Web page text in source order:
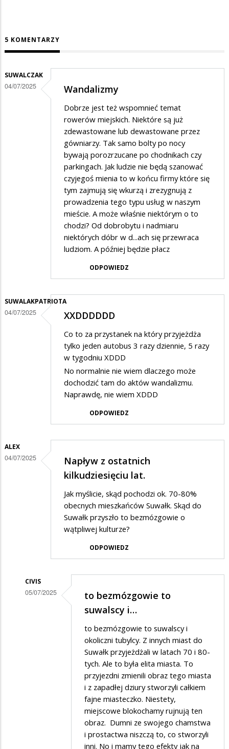
5 KOMENTARZY
SUWALCZAK
04/07/2025 Wandalizmy
Dobrze jest też wspomnieć temat
rowerów miejskich. Niektóre są już
zdewastowane lub dewastowane przez
gówniarzy. Tak samo bolty po nocy
bywają porozrzucane po chodnikach czy
parkingach. Jak ludzie nie będą szanować
czyjegoś mienia to w końcu firmy które się
tym zajmują się wkurzą i zrezygnują z
prowadzenia tego typu usług w naszym
mieście. A może właśnie niektórym o to
chodzi? Od dobrobytu i nadmiaru
niektórych dóbr w d...ach się przewraca
ludziom. A później będzie płacz
ODPOWIEDZ
SUWALAKPATRIOTA
04/07/2025 XXDDDDDD
Co to za przystanek na który przyjeżdża
tylko jeden autobus 3 razy dziennie, 5 razy
w tygodniu XDDD
No normalnie nie wiem dlaczego może
dochodzić tam do aktów wandalizmu.
Naprawdę, nie wiem XDDD
ODPOWIEDZ
ALEX
04/07/2025
Napływ z ostatnich
kilkudziesięciu lat.
Jak myślicie, skąd pochodzi ok. 70-80%
obecnych mieszkańców Suwałk. Skąd do
Suwałk przyszło to bezmózgowie o
wątpliwej kulturze?
ODPOWIEDZ
CIVIS
05/07/2025
kilkudziesięciu
to bezmózgowie to
suwalscy i…
to bezmózgowie to suwalscy i
okoliczni tubylcy. Z innych miast do
Suwałk przyjeżdżali w latach 70 i 80-
tych. Ale to była elita miasta. To
przyjezdni zmienili obraz tego miasta
i z zapadłej dziury stworzyli całkiem
fajne miasteczko. Niestety,
miejscowe blokochamy rujnują ten
obraz. Dumni ze swojego chamstwa
i prostactwa niszczą to, co stworzyli
inni. No i mamy tego efekty jak na